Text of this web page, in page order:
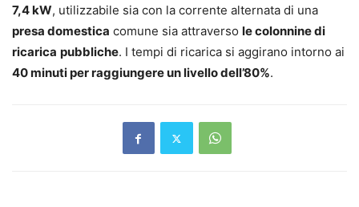
7,4 kW, utilizzabile sia con la corrente alternata di una
presa domestica comune sia attraverso le colonnine di
ricarica pubbliche. I tempi di ricarica si aggirano intorno ai
40 minuti per raggiungere un livello dell’80%.